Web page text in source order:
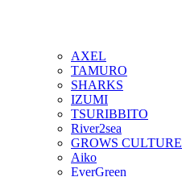
AXEL
TAMURO
SHARKS
IZUMI
TSURIBBITO
River2sea
GROWS CULTURE
Aiko
EverGreen